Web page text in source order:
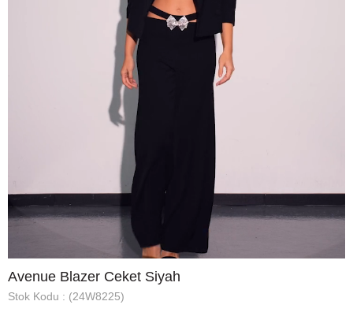
Avenue Blazer Ceket Siyah
Stok Kodu (24W8225)